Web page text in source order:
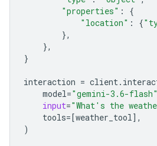
"properties" :
{
"location" : {
},
},
}
interaction = client.
model="gemini-3.6-flash"
input="What's the
tools=[weather_tool],
)